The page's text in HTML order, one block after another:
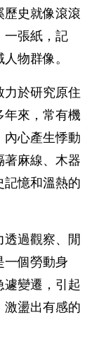
歷史就像滾滾
一張紙，記
物群像。
於研究原住
年來，常有機
內心產生悸動
著麻線、木器
記憶和溫熱的
過觀察、閒
一個勞動身
變遷，引起
激盪出有感的